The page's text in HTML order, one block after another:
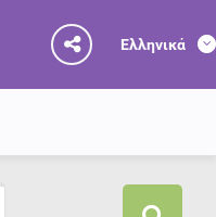
Ελληνικά